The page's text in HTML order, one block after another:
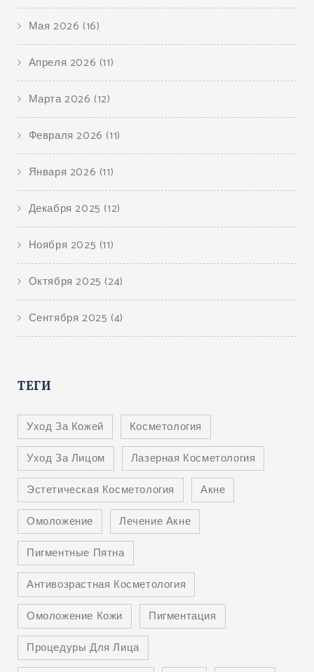
Мая 2026 (16)
Апреля 2026 (11)
Марта 2026 (12)
Февраля 2026 (11)
Января 2026 (11)
Декабря 2025 (12)
Ноября 2025 (11)
Октября 2025 (24)
Сентября 2025 (4)
ТЕГИ
Уход За Кожей
Косметология
Уход За Лицом
Лазерная Косметология
Эстетическая Косметология
Акне
Омоложение
Лечение Акне
Пигментные Пятна
Антивозрастная Косметология
Омоложение Кожи
Пигментация
Процедуры Для Лица